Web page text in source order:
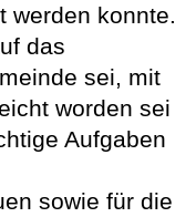
konnte.
das
sei, mit
worden sei
Aufgaben
sowie für die